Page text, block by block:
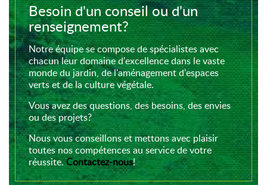
Besoin d'un conseil ou d'un
renseignement?
Notre équipe se compose de spécialistes avec
chacun leur domaine d'excellence dans le vaste
monde du jardin, de l'aménagement d'espaces
verts et de la culture végétale.
Vous avez des questions, des besoins, des envies
ou des projets?
Nous vous conseillons et mettons avec plaisir
toutes nos compétences au service de votre
réussite.Contactez-nous!